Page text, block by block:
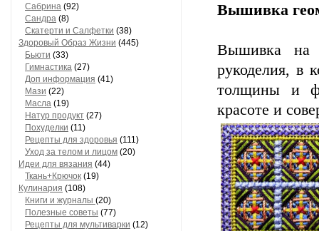
Сабрина (92)
Сандра (8)
Скатерти и Салфетки (38)
Здоровый Образ Жизни (445)
Бьюти (33)
Гимнастика (27)
Доп информация (41)
Мази (22)
Масла (19)
Натур продукт (27)
Похуделки (11)
Рецепты для здоровья (111)
Уход за телом и лицом (20)
Идеи для вязания (44)
Ткань+Крючок (19)
Кулинария (108)
Книги и журналы (20)
Полезные советы (77)
Рецепты для мультиварки (12)
Вышивка
Вышивка на
рукоделия, в
толщины и
красоте и